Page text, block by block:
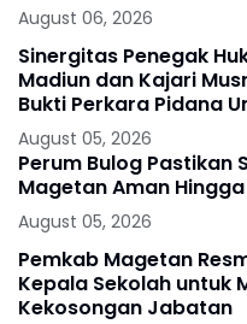
August 06, 2026
Sinergitas Penegak
Madiun dan Kajari
Bukti Perkara Pidana
August 05, 2026
Perum Bulog Pastikan
Magetan Aman
August 05, 2026
Pemkab Magetan
Kepala Sekolah untuk
Kekosongan Jabatan